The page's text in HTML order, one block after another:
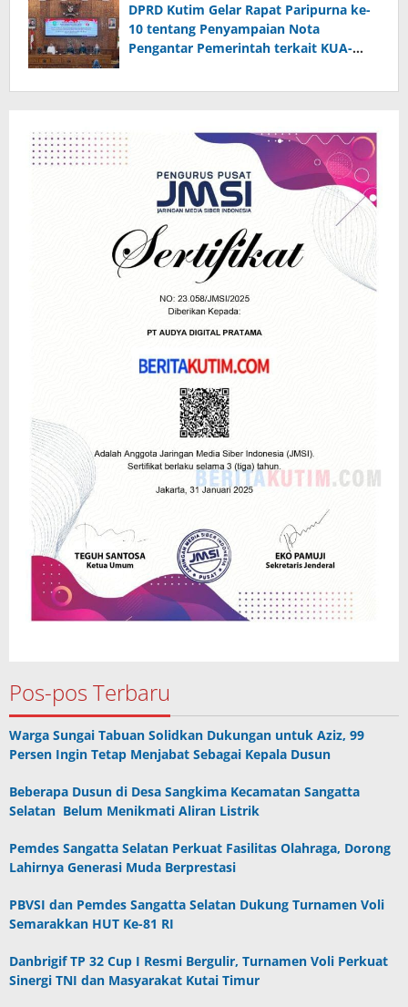
DPRD Kutim Gelar Rapat Paripurna ke-
10 tentang Penyampaian Nota
Pengantar Pemerintah terkait KUA-
Pos-pos Terbaru
Warga Sungai Tabuan Solidkan Dukungan untuk Aziz, 99
Persen Ingin Tetap Menjabat Sebagai Kepala Dusun
Beberapa Dusun di Desa Sangkima Kecamatan Sangatta
Selatan Belum Menikmati Aliran Listrik
Pemdes Sangatta Selatan Perkuat Fasilitas Olahraga, Dorong
Lahirnya Generasi Muda Berprestasi
PBVSI dan Pemdes Sangatta Selatan Dukung Turnamen Voli
Semarakkan HUT Ke-81 RI
Danbrigif TP 32 Cup I Resmi Bergulir, Turnamen Voli Perkuat
Sinergi TNI dan Masyarakat Kutai Timur